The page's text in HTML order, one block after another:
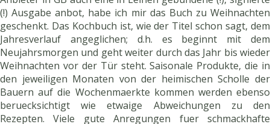
(!) Ausgabe anbot, habe ich mir das Buch zu Weihnachten
geschenkt. Das Kochbuch ist, wie der Titel schon sagt, dem
Jahresverlauf angeglichen; d.h. es beginnt mit dem
Neujahrsmorgen und geht weiter durch das Jahr bis wieder
Weihnachten vor der Tür steht. Saisonale Produkte, die in
den jeweiligen Monaten von der heimischen Scholle der
Bauern auf die Wochenmaerkte kommen werden ebenso
beruecksichtigt wie etwaige Abweichungen zu den
Rezepten. Viele gute Anregungen fuer schmackhafte